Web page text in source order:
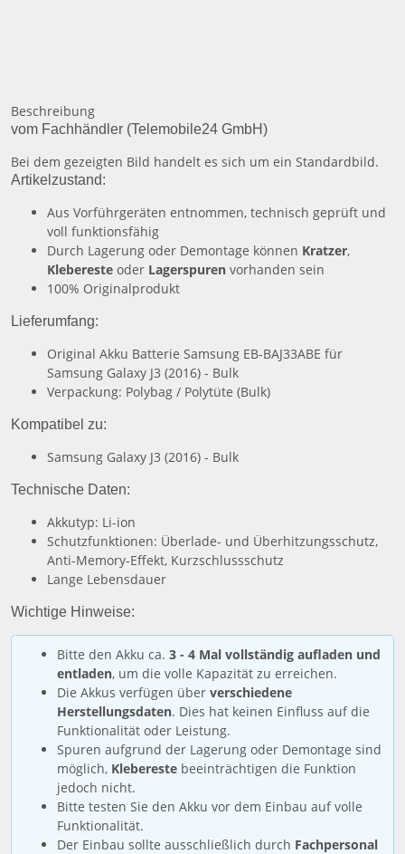
Beschreibung
vom Fachhändler (Telemobile24 GmbH)
Bei dem gezeigten Bild handelt es sich um ein Standardbild.
Artikelzustand:
Aus Vorführgeräten entnommen, technisch geprüft und
voll funktionsfähig
Durch Lagerung oder Demontage können Kratzer,
Klebereste oder Lagerspuren vorhanden sein
100% Originalprodukt
Lieferumfang:
Original Akku Batterie Samsung EB-BAJ33ABE für
Samsung Galaxy J3 (2016) - Bulk
Verpackung: Polybag / Polytüte (Bulk)
Kompatibel zu:
Samsung Galaxy J3 (2016) - Bulk
Technische Daten:
Akkutyp: Li-ion
Schutzfunktionen: Überlade- und Überhitzungsschutz,
Anti-Memory-Effekt, Kurzschlussschutz
Lange Lebensdauer
Wichtige Hinweise:
Bitte den Akku ca. 3 - 4 Mal vollständig aufladen und
entladen, um die volle Kapazität zu erreichen.
Die Akkus verfügen über verschiedene
Herstellungsdaten. Dies hat keinen Einfluss auf die
Funktionalität oder Leistung.
Spuren aufgrund der Lagerung oder Demontage sind
möglich, Klebereste beeinträchtigen die Funktion
jedoch nicht.
Bitte testen Sie den Akku vor dem Einbau auf volle
Funktionalität.
Der Einbau sollte ausschließlich durch Fachpersonal